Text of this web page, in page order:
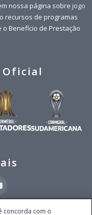
nossa página sobre jogo
recursos de programas
o Benefício de Prestação
Oficial
concorda com o